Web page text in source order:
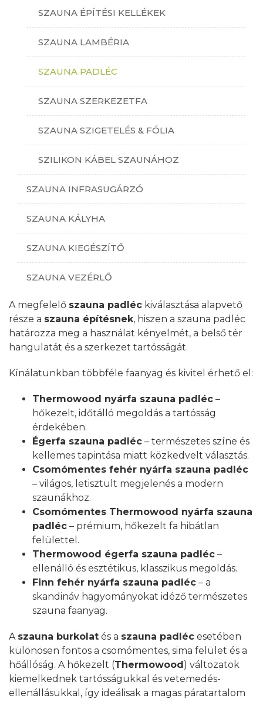
SZAUNA ÉPÍTÉSI KELLÉKEK
SZAUNA LAMBÉRIA
SZAUNA PADLÉC
SZAUNA SZERKEZETFA
SZAUNA SZIGETELÉS & FÓLIA
SZILIKON KÁBEL SZAUNÁHOZ
SZAUNA INFRASUGÁRZÓ
SZAUNA KÁLYHA
SZAUNA KIEGÉSZÍTŐ
SZAUNA VEZÉRLŐ
A megfelelő szauna padléc kiválasztása alapvető
része a szauna építésnek, hiszen a szauna padléc
határozza meg a használat kényelmét, a belső tér
hangulatát és a szerkezet tartósságát.
Kínálatunkban többféle faanyag és kivitel érhető el:
Thermowood nyárfa szauna padléc –
hőkezelt, időtálló megoldás a tartósság
érdekében.
Égerfa szauna padléc – természetes színe és
kellemes tapintása miatt közkedvelt választás.
Csomómentes fehér nyárfa szauna padléc
– világos, letisztult megjelenés a modern
szaunákhoz.
Csomómentes Thermowood nyárfa szauna
padléc – prémium, hőkezelt fa hibátlan
felülettel.
Thermowood égerfa szauna padléc –
ellenálló és esztétikus, klasszikus megoldás.
Finn fehér nyárfa szauna padléc – a
skandináv hagyományokat idéző természetes
szauna faanyag.
A szauna burkolat és a szauna padléc esetében
különösen fontos a csomómentes, sima felület és a
hőállóság. A hőkezelt (Thermowood) változatok
kiemelkednek tartósságukkal és vetemedés-
ellenállásukkal, így ideálisak a magas páratartalom